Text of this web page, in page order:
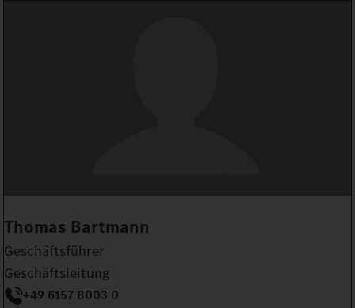
Thomas Bartmann
Geschäftsführer
Geschäftsleitung
+49 6157 8003 0